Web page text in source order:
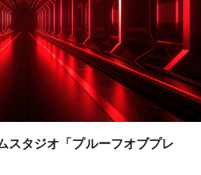
スタジオ「プルーフオブプレ